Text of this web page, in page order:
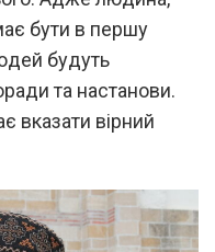
бути в першу
будуть
та настанови.
вказати вірний